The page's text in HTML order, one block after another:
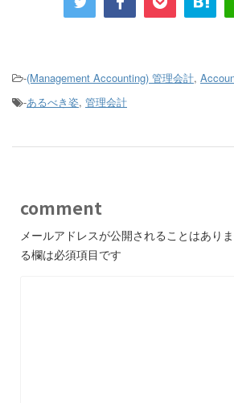
-(Management Accounting) 管理会計,
-あるべき姿, 管理会計
comment
メールアドレスが公開されることはありま
る欄は必須項目です